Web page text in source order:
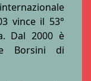
vince il 53°
Dal 2000 è
Borsini di